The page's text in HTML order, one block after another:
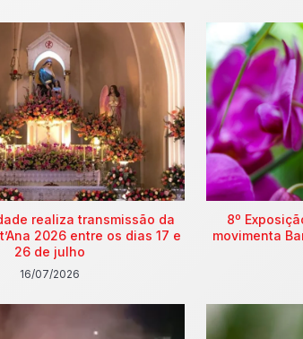
realiza transmissão da
2026 entre os dias 17 e
26 de julho
16/07/2026
8º
movimenta